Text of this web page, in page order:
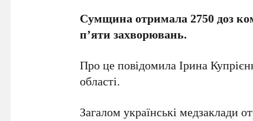
Сумщина отримала 2750 доз
п’яти захворювань.
Про це повідомила Ірина
області.
Загалом українські медзаклади